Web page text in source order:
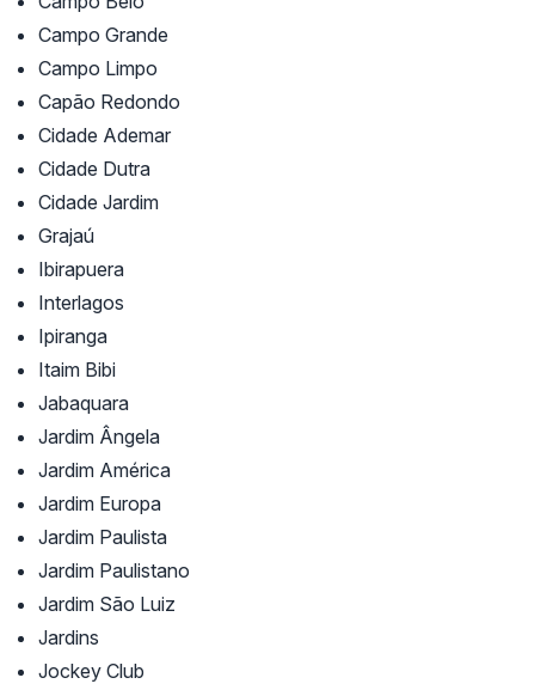
Campo Grande
Campo Limpo
Capão Redondo
Cidade Ademar
Cidade Dutra
Cidade Jardim
Grajaú
Ibirapuera
Interlagos
Ipiranga
Itaim Bibi
Jabaquara
Jardim Ângela
Jardim América
Jardim Europa
Jardim Paulista
Jardim Paulistano
Jardim São Luiz
Jardins
Jockey Club